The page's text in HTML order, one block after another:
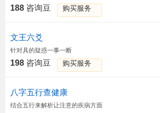
188 咨询豆 购买服务
文王六爻
针对具的疑惑一事一断
198 咨询豆 购买服务
八字五行查健康
结合五行来解析让注意的疾病方面